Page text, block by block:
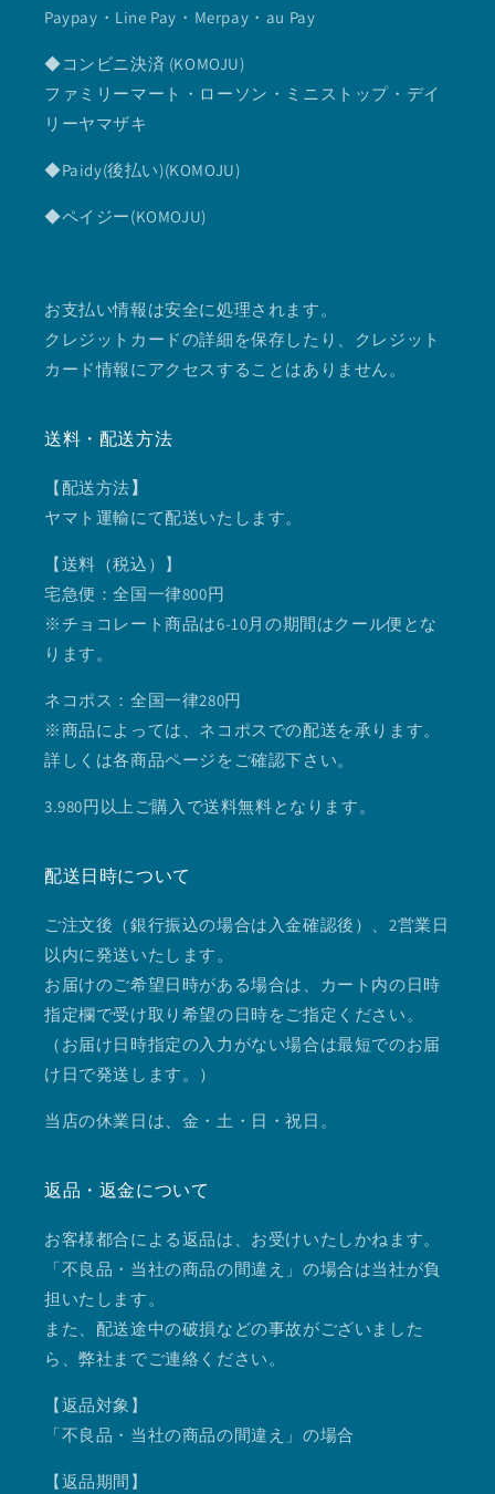
Paypay・Line Pay・Merpay・au Pay
◆コンビニ決済 (KOMOJU)
ファミリーマート・ローソン・ミニストップ・デイ
リーヤマザキ
◆Paidy(後払い)(KOMOJU)
◆ペイジー(KOMOJU)
お支払い情報は安全に処理されます。
クレジットカードの詳細を保存したり、クレジット
カード情報にアクセスすることはありません。
送料・配送方法
【配送方法】
ヤマト運輸にて配送いたします。
【送料（税込）】
宅急便：全国一律800円
※チョコレート商品は6-10月の期間はクール便とな
ります。
ネコポス：全国一律280円
※商品によっては、ネコポスでの配送を承ります。
詳しくは各商品ページをご確認下さい。
3.980円以上ご購入で送料無料となります。
配送日時について
ご注文後（銀行振込の場合は入金確認後）、2営業日
以内に発送いたします。
お届けのご希望日時がある場合は、カート内の日時
指定欄で受け取り希望の日時をご指定ください。
（お届け日時指定の入力がない場合は最短でのお届
け日で発送します。）
当店の休業日は、金・土・日・祝日。
返品・返金について
お客様都合による返品は、お受けいたしかねます。
「不良品・当社の商品の間違え」の場合は当社が負
担いたします。
また、配送途中の破損などの事故がございました
ら、弊社までご連絡ください。
【返品対象】
「不良品・当社の商品の間違え」の場合
【返品期間】